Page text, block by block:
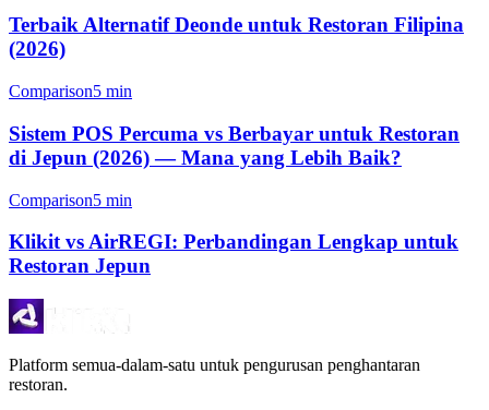
Terbaik Alternatif Deonde untuk Restoran Filipina
(2026)
Comparison5 min
Sistem POS Percuma vs Berbayar untuk Restoran
di Jepun (2026) — Mana yang Lebih Baik?
Comparison5 min
Klikit vs AirREGI: Perbandingan Lengkap untuk
Restoran Jepun
Platform semua-dalam-satu untuk pengurusan penghantaran
restoran.